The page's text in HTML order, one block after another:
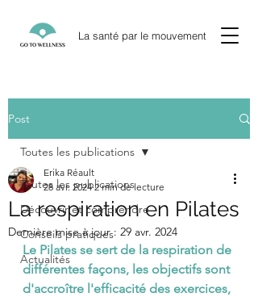
La santé par le mouvement
Post
Toutes les publications
Découvrir et comprendre
Conseils pratiques
Actualités
Toutes les publications
La respiration en Pilates
Erika Réault
28 avr. 2024 2 min de lecture
Dernière mise à jour : 29 avr. 2024
Le Pilates se sert de la respiration de
différentes façons, les objectifs sont
d'accroître l'efficacité des exercices,